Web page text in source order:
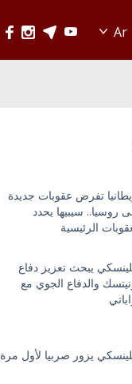
تفرض عقوبات جديدة
روسيا.. سيبيها يحدد
الرئيسية
يبحث تعزيز دفاع
والدفاع الجوي مع
يزور صربيا لأول مرة